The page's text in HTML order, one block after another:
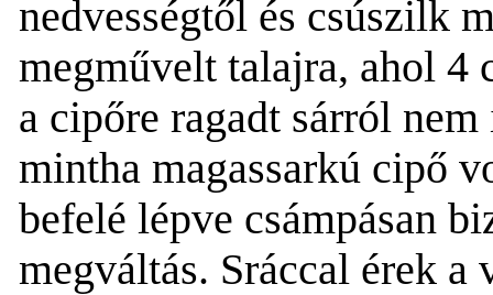
nedvességtől és csúszilk
megművelt talajra, ahol 4
a cipőre ragadt sárról
mintha magassarkú cipő
befelé lépve csámpásan
megváltás. Sráccal érek a